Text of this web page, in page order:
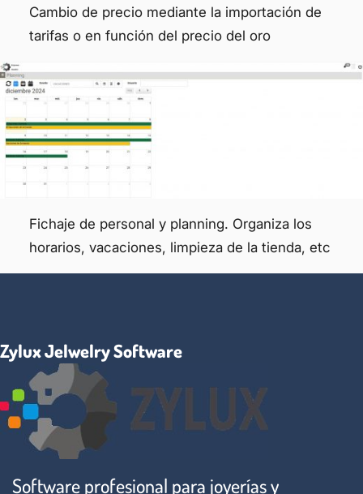
Cambio de precio mediante la importación de
tarifas o en función del precio del oro
Fichaje de personal y planning. Organiza los
horarios, vacaciones, limpieza de la tienda, etc
Zylux Jelwelry Software
Software profesional para joyerías y